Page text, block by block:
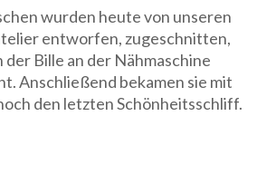
wurden heute von unseren
entworfen, zugeschnitten,
Bille an der Nähmaschine
Anschließend bekamen sie mit
den letzten Schönheitsschliff.